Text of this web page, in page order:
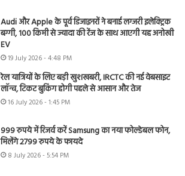
Audi और Apple के पूर्व डिजाइनरों ने बनाई लग्जरी इलेक्ट्रिक
बग्गी, 100 किमी से ज्यादा की रेंज के साथ आएगी यह अनोखी
EV
19 July 2026 - 4:48 PM
रेल यात्रियों के लिए बड़ी खुशखबरी, IRCTC की नई वेबसाइट
लॉन्च, टिकट बुकिंग होगी पहले से आसान और तेज
16 July 2026 - 1:45 PM
999 रुपये में रिजर्व करें Samsung का नया फोल्डेबल फोन,
मिलेंगे 2799 रुपये के फायदे
8 July 2026 - 5:54 PM